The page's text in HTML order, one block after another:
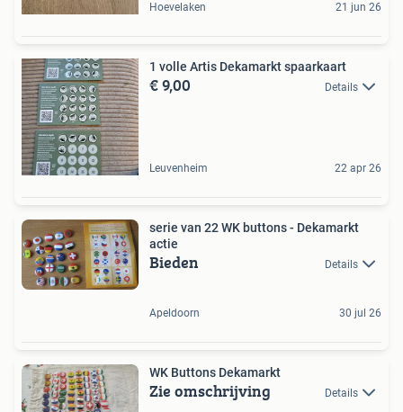
Hoevelaken 21 jun 26
1 volle Artis Dekamarkt spaarkaart
€ 9,00 Details
Leuvenheim 22 apr 26
serie van 22 WK buttons - Dekamarkt
actie
Bieden Details
Apeldoorn 30 jul 26
WK Buttons Dekamarkt
Zie omschrijving Details